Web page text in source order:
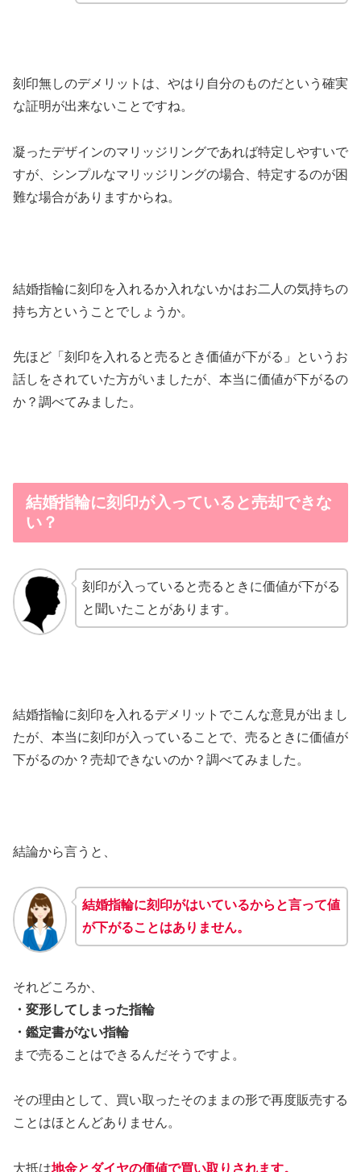
刻印無しのデメリットは、やはり自分のものだという確実
な証明が出来ないことですね。
凝ったデザインのマリッジリングであれば特定しやすいで
すが、シンプルなマリッジリングの場合、特定するのが困
難な場合がありますからね。
結婚指輪に刻印を入れるか入れないかはお二人の気持ちの
持ち方ということでしょうか。
先ほど「刻印を入れると売るとき価値が下がる」というお
話しをされていた方がいましたが、本当に価値が下がるの
か？調べてみました。
結婚指輪に刻印が入っていると売却できな
い？
刻印が入っていると売るときに価値が下がる
と聞いたことがあります。
結婚指輪に刻印を入れるデメリットでこんな意見が出まし
たが、本当に刻印が入っていることで、売るときに価値が
下がるのか？売却できないのか？調べてみました。
結論から言うと、
結婚指輪に刻印がはいているからと言って値
が下がることはありません。
それどころか、
・変形してしまった指輪
・鑑定書がない指輪
まで売ることはできるんだそうですよ。
その理由として、買い取ったそのままの形で再度販売する
ことはほとんどありません。
大抵は地金とダイヤの価値で買い取りされます。